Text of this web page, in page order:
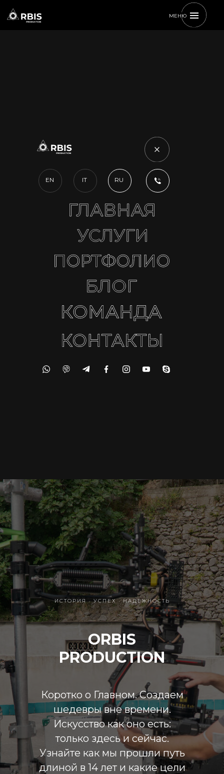
МЕНЮ
EN IT RU
ORBIS
PRODUCTION
Коротко о Главном. Создаем
шедевры вне времени.
Искусство как оно есть:
только здесь и сейчас.
Узнайте как мы прошли путь
длиной в 14 лет и какие цели
ИСТОРИЯ · УСПЕХ · НАДЕЖНОСТЬ